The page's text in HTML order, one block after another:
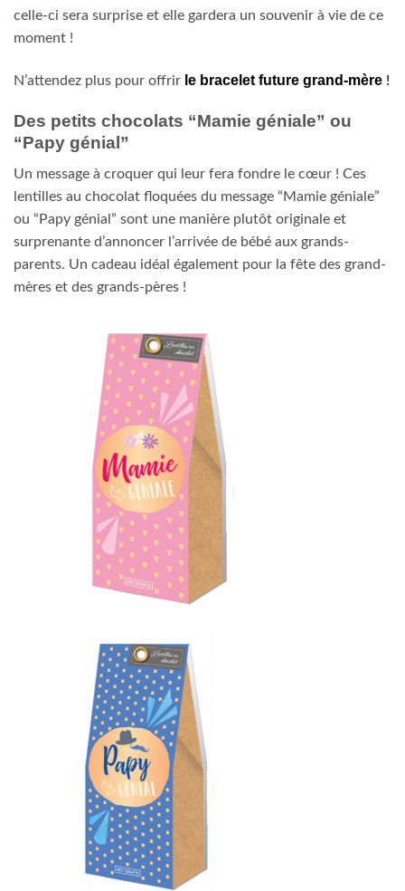
celle-ci sera surprise et elle gardera un souvenir à vie de ce
moment !
N’attendez plus pour offrir le bracelet future grand-mère !
Des petits chocolats “Mamie géniale” ou
“Papy génial”
Un message à croquer qui leur fera fondre le cœur ! Ces
lentilles au chocolat floquées du message “Mamie géniale”
ou “Papy génial” sont une manière plutôt originale et
surprenante d’annoncer l’arrivée de bébé aux grands-
parents. Un cadeau idéal également pour la fête des grand-
mères et des grands-pères !